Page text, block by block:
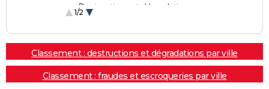
Destructions et dégradations
1/2
Classement : destructions et dégradations par ville
Classement : fraudes et escroqueries par ville